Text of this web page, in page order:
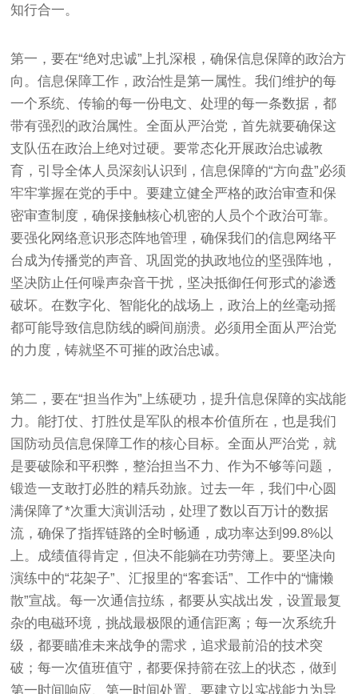
知行合一。
第一，要在“绝对忠诚”上扎深根，确保信息保障的政治方
向。信息保障工作，政治性是第一属性。我们维护的每
一个系统、传输的每一份电文、处理的每一条数据，都
带有强烈的政治属性。全面从严治党，首先就要确保这
支队伍在政治上绝对过硬。要常态化开展政治忠诚教
育，引导全体人员深刻认识到，信息保障的“方向盘”必须
牢牢掌握在党的手中。要建立健全严格的政治审查和保
密审查制度，确保接触核心机密的人员个个政治可靠。
要强化网络意识形态阵地管理，确保我们的信息网络平
台成为传播党的声音、巩固党的执政地位的坚强阵地，
坚决防止任何噪声杂音干扰，坚决抵御任何形式的渗透
破坏。在数字化、智能化的战场上，政治上的丝毫动摇
都可能导致信息防线的瞬间崩溃。必须用全面从严治党
的力度，铸就坚不可摧的政治忠诚。
第二，要在“担当作为”上练硬功，提升信息保障的实战能
力。能打仗、打胜仗是军队的根本价值所在，也是我们
国防动员信息保障工作的核心目标。全面从严治党，就
是要破除和平积弊，整治担当不力、作为不够等问题，
锻造一支敢打必胜的精兵劲旅。过去一年，我们中心圆
满保障了*次重大演训活动，处理了数以百万计的数据
流，确保了指挥链路的全时畅通，成功率达到99.8%以
上。成绩值得肯定，但决不能躺在功劳簿上。要坚决向
演练中的“花架子”、汇报里的“客套话”、工作中的“慵懒
散”宣战。每一次通信拉练，都要从实战出发，设置最复
杂的电磁环境，挑战最极限的通信距离；每一次系统升
级，都要瞄准未来战争的需求，追求最前沿的技术突
破；每一次值班值守，都要保持箭在弦上的状态，做到
第一时间响应、第一时间处置。要建立以实战能力为导